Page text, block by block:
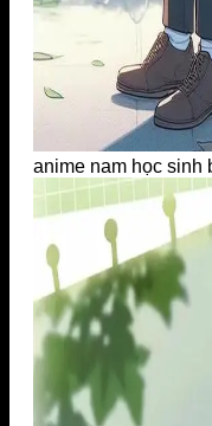
anime nam học sinh